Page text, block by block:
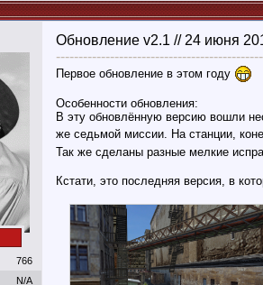
766
N/A
Обновление v2.1 // 24 июня
Первое обновление в этом году
Особенности обновления:
В эту обновлённую версию вошли
же седьмой миссии. На станции,
Так же сделаны разные мелкие
Кстати, это последняя версия, в